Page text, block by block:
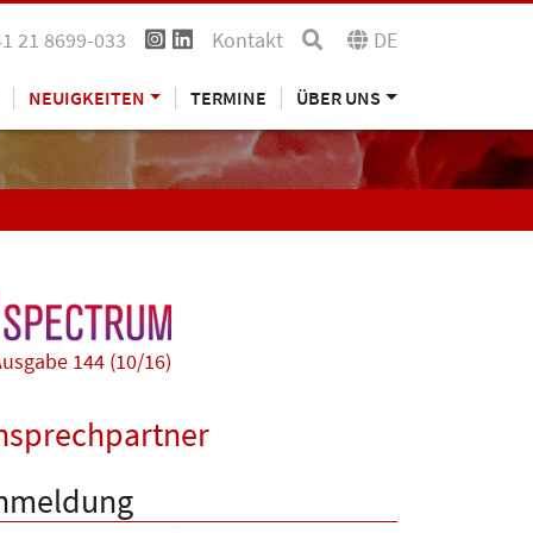
21 8699-033 Kontakt DE
NEUIGKEITEN TERMINE ÜBER UNS
144 (10/16)